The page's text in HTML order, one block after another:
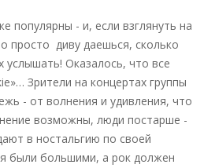
популярны - и, если взглянуть на
просто диву даешься, сколько
Оказалось, что все
Зрители на концертах группы
- от волнения и удивления, что
возможны, люди постарше -
в ностальгию по своей
были большими, а рок должен